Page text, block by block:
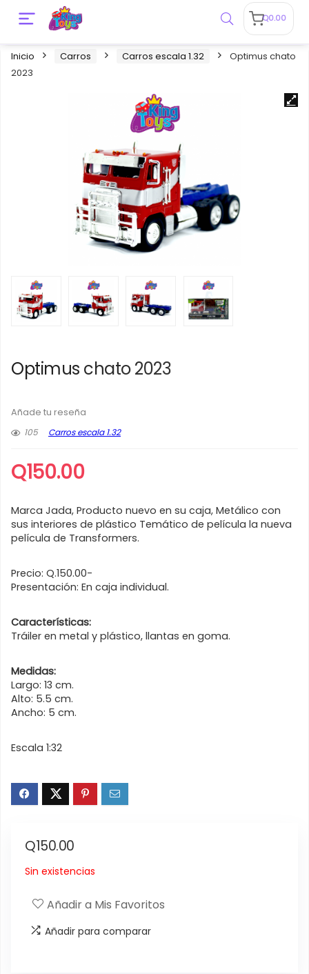
Q0.00
Inicio Carros Carros escala 1.32
Optimus chato
2023
Optimus chato 2023
Añade tu reseña
105
Carros escala 1.32
Q150.00
Marca Jada, Producto nuevo en su caja, Metálico con
sus interiores de plástico Temático de película la nueva
película de Transformers.
Precio: Q.150.00-
Presentación: En caja individual.
Características:
Tráiler en metal y plástico, llantas en goma.
Medidas:
Largo: 13 cm.
Alto: 5.5 cm.
Ancho: 5 cm.
Escala 1:32
Q150.00
Sin existencias
Añadir a Mis Favoritos
Añadir para comparar